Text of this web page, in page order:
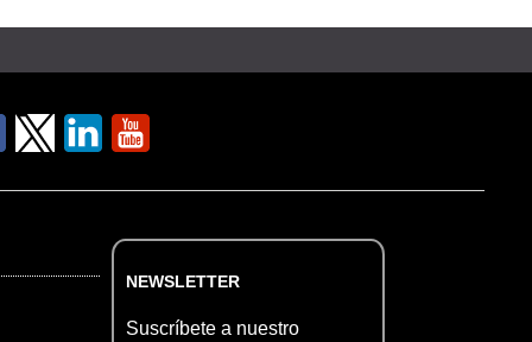
NEWSLETTER
Suscríbete a nuestro